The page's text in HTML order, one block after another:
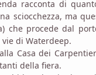
racconta di
sciocchezza, ma
che procede dal
di Waterdeep.
Casa dei
della fiera.